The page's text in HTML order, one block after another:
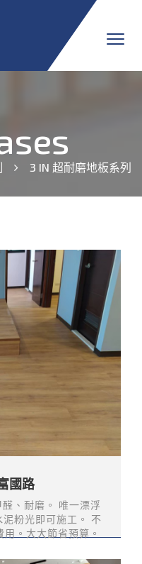
3 IN 超耐磨地板系列
國路
、耐磨。 唯一漂浮
粉光即可施工。 不
。大大節省預算。